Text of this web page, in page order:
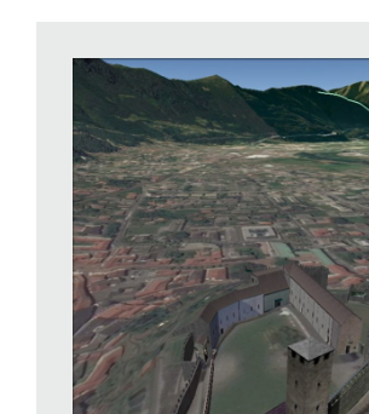
visti dal treno in corsa, e via elencando
che potrebbero anche essere invenzioni.
sera, Google Earth gli mostra così tanti
lasciò bambino, da farlo disperare di non
ritrovare la strada di casa – tanto meno in
Earth, che è davvero una mappa 1:1 del
Docente di studi rinascimentali alla Queen
Londra, Jerry Brotton ha scritto
mondo in dodici mappe. La prima è la
che risale, circa, al 150 d.C., l’ultima è,
l’applicazione geospaziale più utilizzata al
s’immerse una notte dopo l’altra Saroo